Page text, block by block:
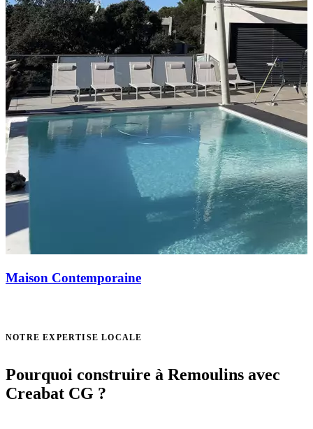
Maison Contemporaine
NOTRE EXPERTISE LOCALE
Pourquoi construire à Remoulins avec
Creabat CG ?